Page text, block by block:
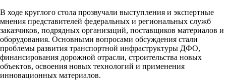
В ходе круглого стола прозвучали выступления и экспертные
мнения представителей федеральных и региональных служб
заказчиков, подрядных организаций, поставщиков материалов и
оборудования. Основными вопросами обсуждения стали
проблемы развития транспортной инфраструктуры ДФО,
финансирования дорожной отрасли, строительства новых
объектов, освоения новых технологий и применения
инновационных материалов.